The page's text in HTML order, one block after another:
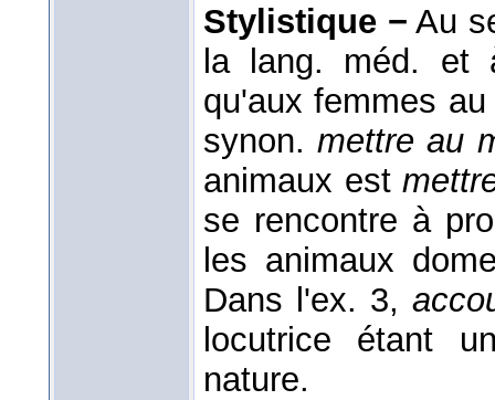
Stylistique − Au
la lang. méd. et
qu'aux femmes
synon.mettre au
animaux est
se rencontre à
les animaux
Dans l'ex. 3,
locutrice étant
nature.